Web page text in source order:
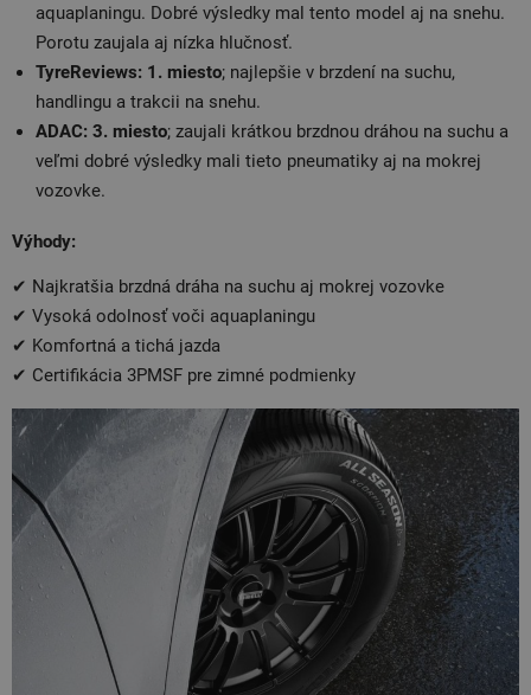
aquaplaningu. Dobré výsledky mal tento model aj na snehu.
Porotu zaujala aj nízka hlučnosť.
TyreReviews: 1. miesto; najlepšie v brzdení na suchu,
handlingu a trakcii na snehu.
ADAC: 3. miesto; zaujali krátkou brzdnou dráhou na suchu a
veľmi dobré výsledky mali tieto pneumatiky aj na mokrej
vozovke.
Výhody:
✔ Najkratšia brzdná dráha na suchu aj mokrej vozovke
✔ Vysoká odolnosť voči aquaplaningu
✔ Komfortná a tichá jazda
✔ Certifikácia 3PMSF pre zimné podmienky